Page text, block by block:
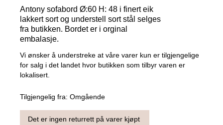
Antony sofabord Ø:60 H: 48 i finert eik
lakkert sort og understell sort stål selges
fra butikken. Bordet er i orginal
embalasje.
Vi ønsker å understreke at våre varer kun er tilgjengelige
for salg i det landet hvor butikken som tilbyr varen er
lokalisert.
Tilgjengelig fra: Omgående
Det er ingen returrett på varer kjøpt